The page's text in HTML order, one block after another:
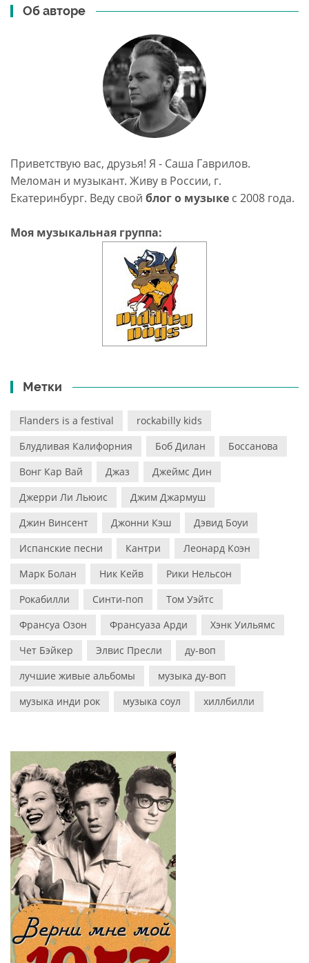
Об авторе
Приветствую вас, друзья! Я - Саша Гаврилов.
Меломан и музыкант. Живу в России, г.
Екатеринбург. Веду свой блог о музыке c 2008 года.
Моя музыкальная группа:
Метки
Flanders is a festival
rockabilly kids
Блудливая Калифорния
Боб Дилан
Боссанова
Вонг Кар Вай
Джаз
Джеймс Дин
Джерри Ли Льюис
Джим Джармуш
Джин Винсент
Джонни Кэш
Дэвид Боуи
Испанские песни
Кантри
Леонард Коэн
Марк Болан
Ник Кейв
Рики Нельсон
Рокабилли
Синти-поп
Том Уэйтс
Франсуа Озон
Франсуаза Арди
Хэнк Уильямс
Чет Бэйкер
Элвис Пресли
ду-воп
лучшие живые альбомы
музыка ду-воп
музыка инди рок
музыка соул хиллбилли